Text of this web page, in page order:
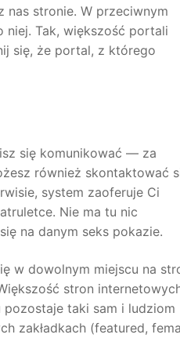
nas stronie. W przeciwnym
niej. Tak, większość portali
się, że portal, z którego
się komunikować — za
również skontaktować
system zaoferuje Ci
Nie ma tu nic
na danym seks pokazie.
w dowolnym miejscu na
stron
pozostaje taki sam i ludziom
zakładkach (featured,